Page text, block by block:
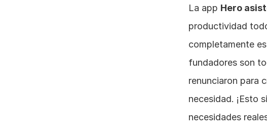
La app Hero
productividad
completamente
fundadores son
renunciaron para
necesidad. ¡Esto
necesidades